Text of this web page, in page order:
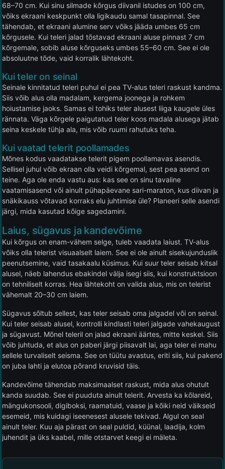
68–70 cm. Kui sinu silmade kõrgus diivanil istudes on 100 cm,
võiks ekraani keskpunkt olla ligikaudu samal tasapinnal. See
tähendab, et ekraani alumine serv võiks jääda umbes 65 cm
kõrgusele. Kui teleri jalad tõstavad ekraani aluse pinnast 7 cm
kõrgemale, sobib aluse kõrguseks umbes 55–60 cm. See ei ole
absoluutne tõde, vaid korralik lähtekoht.
Kui teler on seinal
Seinale kinnitatud teleri puhul ei pea TV-alus teleri raskust kandma.
Siis võib alus olla madalam, kergema joonega ja rohkem
hoiustamise jaoks. Samas ei tohiks teler alusest liiga kaugele üles
rännata. Väga kõrgele paigutatud teler koos madala alusega jätab
seina keskele tühja ala, mis võib ruumi rahutuks teha.
Kui vaatad telerit poollamades
Mõnes kodus vaadatakse telerit pigem poollamavas asendis.
Sellisel juhul võib ekraan olla veidi kõrgemal, sest pea asend on
teine. Aga ole enda vastu aus: kas see on sinu tavaline
vaatamisasend või ainult pühapäevane sari-maraton, kus diivan ja
snäkikauss võtavad korraks elu juhtimise üle? Planeeri selle asendi
järgi, mida kasutad kõige sagedamini.
Laius, sügavus ja kandevõime
Kui kõrgus on enam-vähem selge, tuleb vaadata laiust. TV-alus
võiks olla telerist visuaalselt laiem. See ei ole ainult sisekujunduslik
peenutsemine, vaid tasakaalu küsimus. Kui suur teler seisab kitsal
alusel, näeb lahendus ebakindel välja isegi siis, kui konstruktsioon
on tehniliselt korras. Hea lähtekoht on valida alus, mis on telerist
vähemalt 20–30 cm laiem.
Sügavus sõltub sellest, kas teler seisab oma jalgadel või on seinal.
Kui teler seisab alusel, kontrolli kindlasti teleri jalgade vahekaugust
ja sügavust. Mõnel teleril on jalad ekraani äärtes, mitte keskel. Siis
võib juhtuda, et alus on paberi järgi piisavalt lai, aga teler ei mahu
sellele turvaliselt seisma. See on tüütu avastus, eriti siis, kui pakend
on juba lahti ja elutoa põrand kruvisid täis.
Kandevõime tähendab maksimaalset raskust, mida alus ohutult
kanda suudab. See ei puuduta ainult telerit. Arvesta ka kõlareid,
mängukonsooli, digiboksi, raamatuid, vaase ja kõiki neid väikseid
esemeid, mis kuidagi iseenesest alusele tekivad. Algul on seal
ainult teler. Kuu aja pärast on seal puldid, küünal, laadija, kolm
juhendit ja üks kaabel, mille otstarvet keegi ei mäleta.